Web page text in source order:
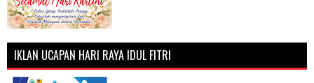
IKLAN UCAPAN HARI RAYA IDUL FITRI